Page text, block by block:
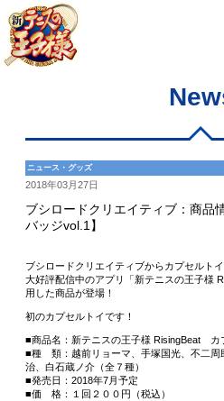
ニュース・グッズ
2018年03月27日
ブシロードクリエイティブ：商品
バッジvol.1】
ブシロードクリエイティブからカプセルト
大好評配信中のアプリ「新テニスの王子様
用した商品が登場！
初のカプセルトイです！
■商品名：新テニスの王子様 RisingBeat カ
■種 類：越前リョーマ、手塚国光、不二周
治、白石蔵ノ介（全７種）
■発売日：2018年7月予定
■価 格：１回２００円（税込）